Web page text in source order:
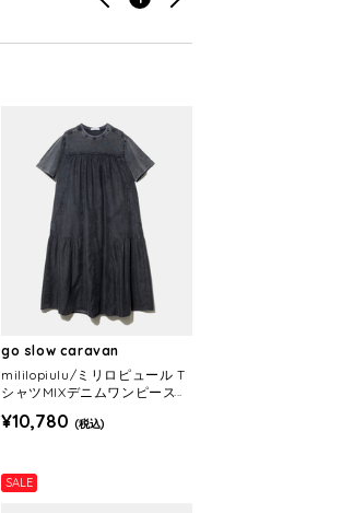
go slow caravan
mililopiulu/ミリロピュール T
シャツMIXデニムワンピース
¥10,780 (税込)
SALE